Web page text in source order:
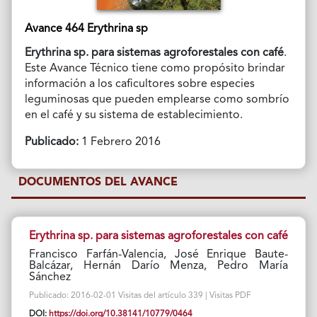
Avance 464 Erythrina sp
Erythrina sp. para sistemas agroforestales con café.
Este Avance Técnico tiene como propósito brindar
información a los caficultores sobre especies
leguminosas que pueden emplearse como sombrío
en el café y su sistema de establecimiento.
Publicado:1 Febrero 2016
DOCUMENTOS DEL AVANCE
Erythrina sp. para sistemas agroforestales con café
Francisco Farfán-Valencia, José Enrique Baute-
Balcázar, Hernán Darío Menza, Pedro María
Sánchez
Publicado: 2016-02-01 Visitas del artículo 339 | Visitas PDF
DOI: https://doi.org/10.38141/10779/0464